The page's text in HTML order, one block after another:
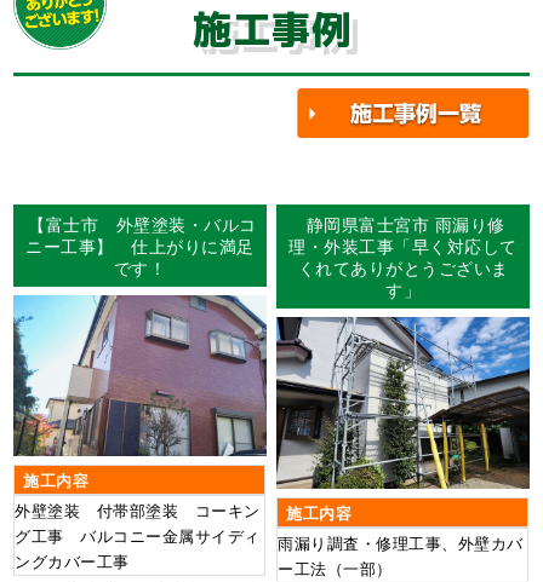
施工事例
【富士市 外壁塗装・バルコ
ニー工事】 仕上がりに満足
です！
施工内容
外壁塗装 付帯部塗装 コーキン
グ工事 バルコニー金属サイディ
ングカバー工事
静岡県富士宮市 雨漏り修
理・外装工事「早く対応して
くれてありがとうございま
す」
施工内容
雨漏り調査・修理工事、外壁カバ
ー工法（一部）